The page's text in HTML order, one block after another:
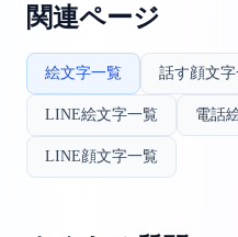
関連ページ
絵文字一覧 話す顔文
LINE絵文字一覧 電話
LINE顔文字一覧